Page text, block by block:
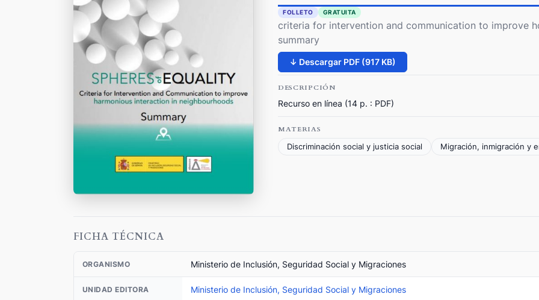
FOLLETO GRATUITA
criteria for intervention and communication to improve
summary
↓ Descargar PDF (917 KB)
DESCRIPCIÓN
Recurso en línea (14 p. : PDF)
MATERIAS
Discriminación social y justicia social
Migración, inmigración y
FICHA TÉCNICA
ORGANISMO Ministerio de Inclusión, Seguridad Social y Migraciones
UNIDAD EDITORA Ministerio de Inclusión, Seguridad Social y Migraciones